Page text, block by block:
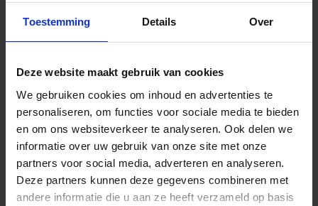
Toestemming Details Over
Deze website maakt gebruik van cookies
We gebruiken cookies om inhoud en advertenties te
personaliseren, om functies voor sociale media te bieden
en om ons websiteverkeer te analyseren. Ook delen we
informatie over uw gebruik van onze site met onze
partners voor social media, adverteren en analyseren.
Deze partners kunnen deze gegevens combineren met
andere informatie die u aan ze heeft verzameld op basis